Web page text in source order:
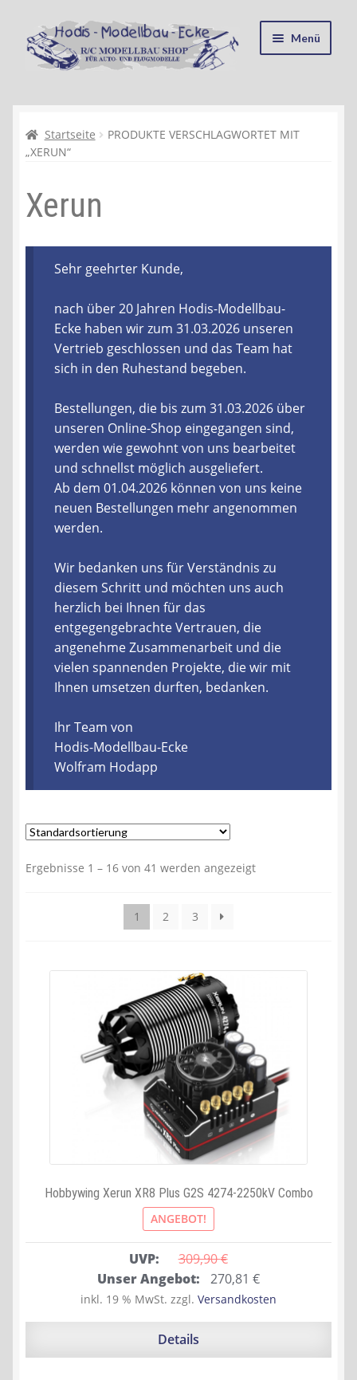
Zur
Navigation
springen
Zum
Inhalt
springen
Menü
Kasse
Recycling, Entsorgung und Umwelt
Shop
Warenkorb
Ablauf einer Bestellung
Zahlungsarten
Lieferzeit & Verfügbarkeit
Gutschein
Batterien- und Akku Verordnung
Elektro- und Elektronikgeräte Verordnung
Öle- und Schmierstoff Verordnung
Vereine & Foren
Kontakt
Startseite
PRODUKTE VERSCHLAGWORTET MIT
„XERUN“
Xerun
Sehr geehrter Kunde,
nach über 20 Jahren Hodis-Modellbau-
Ecke haben wir zum 31.03.2026 unseren
Vertrieb geschlossen und das Team hat
sich in den Ruhestand begeben.
Bestellungen, die bis zum 31.03.2026 über
unseren Online-Shop eingegangen sind,
werden wie gewohnt von uns bearbeitet
und schnellst möglich ausgeliefert.
Ab dem 01.04.2026 können von uns keine
neuen Bestellungen mehr angenommen
werden.
Wir bedanken uns für Verständnis zu
diesem Schritt und möchten uns auch
herzlich bei Ihnen für das
entgegengebrachte Vertrauen, die
angenehme Zusammenarbeit und die
vielen spannenden Projekte, die wir mit
Ihnen umsetzen durften, bedanken.
Ihr Team von
Hodis-Modellbau-Ecke
Wolfram Hodapp
Ergebnisse 1 – 16 von 41 werden angezeigt
1 2 3
Hobbywing Xerun XR8 Plus G2S 4274-2250kV Combo
ANGEBOT!
UVP: 309,90 €
Ursprünglicher
Preis
war:
Unser Angebot: 270,81€Aktueller
Preis
ist:
inkl. 19 % MwSt. zzgl. Versandkosten
Details